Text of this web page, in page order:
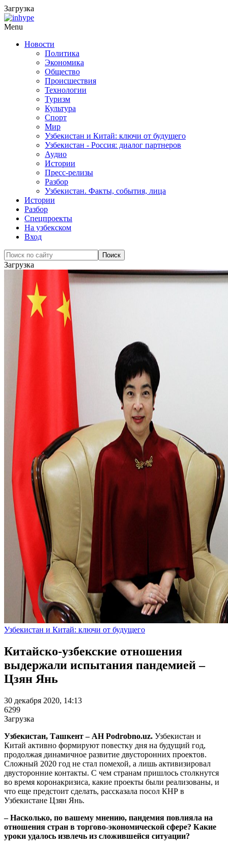
Загрузка
Menu
Новости
Политика
Экономика
Общество
Происшествия
Технологии
Туризм
Культура
Спорт
Мир
Узбекистан и Китай: ключи от будущего
Узбекистан - Россия: диалог партнеров
Аудио
Истории
Пресс-релизы
Разбор
Узбекистан. Факты, события, лица
Истории
Разбор
Спецпроекты
На узбекском
Вход
Загрузка
Узбекистан и Китай: ключи от будущего
Китайско-узбекские отношения
выдержали испытания пандемией –
Цзян Янь
30 декабря 2020, 14:13
6299
Загрузка
Узбекистан, Ташкент – АН Podrobno.uz. Узбекистан и
Китай активно формируют повестку дня на будущий год,
продолжая динамичное развитие двусторонних проектов.
Сложный 2020 год не стал помехой, а лишь активизировал
двусторонние контакты. С чем странам пришлось столкнутся
во время коронакризиса, какие проекты были реализованы, и
что еще предстоит сделать, рассказала посол КНР в
Узбекистане Цзян Янь.
– Насколько, по вашему мнению, пандемия повлияла на
отношения стран в торгово-экономической сфере? Какие
уроки удалось извлечь из сложившейся ситуации?